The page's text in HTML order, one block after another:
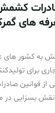
های
به کشور ‌های
برای
از قوانین
نقش بسزایی در